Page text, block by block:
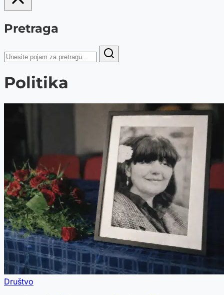
Pretraga
Politika
Društvo